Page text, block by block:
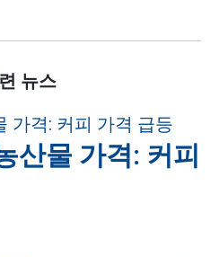
뉴스
산물 가격: 커피